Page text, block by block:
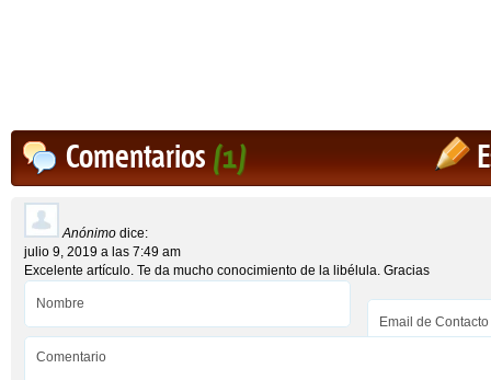
Comentarios(1)
Anónimo dice:
julio 9, 2019 a las 7:49 am
Excelente artículo. Te da mucho conocimiento de la libélula. Gracias